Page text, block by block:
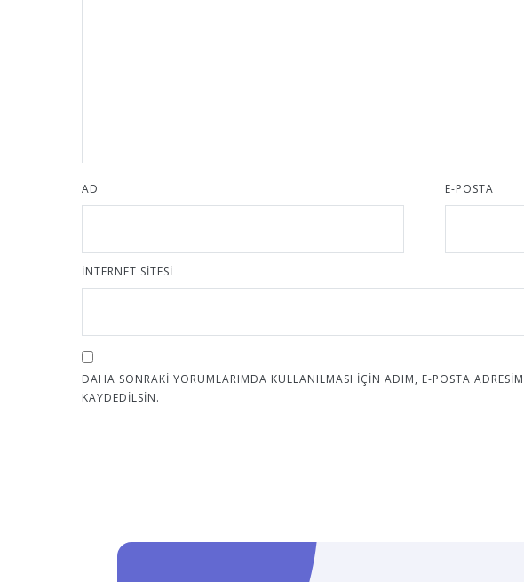
AD E-POSTA
İNTERNET SITESI
DAHA SONRAKI YORUMLARIMDA KULLANILMASI IÇIN ADIM, E-POSTA
KAYDEDILSIN.